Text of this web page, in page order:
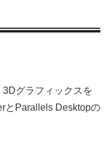
グラフィックスを
とParallels Desktopの